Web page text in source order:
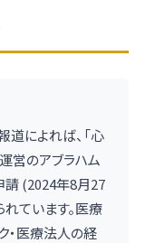
によれば、「心
営のアブラハム
請 (2024年8月27
れています。医療
・医療法人の経